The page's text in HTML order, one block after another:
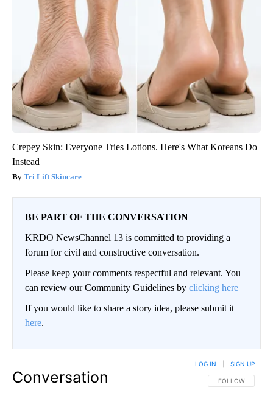
Crepey Skin: Everyone Tries Lotions. Here's What Koreans Do
Instead
Tri Lift Skincare
BE PART OF THE CONVERSATION
KRDO NewsChannel 13 is committed to providing a
forum for civil and constructive conversation.
Please keep your comments respectful and relevant. You
can review our Community Guidelines by clicking here
If you would like to share a story idea, please submit it
here.
Conversation FOLLOW THIS
FOLLOW
LOG IN SIGN UP